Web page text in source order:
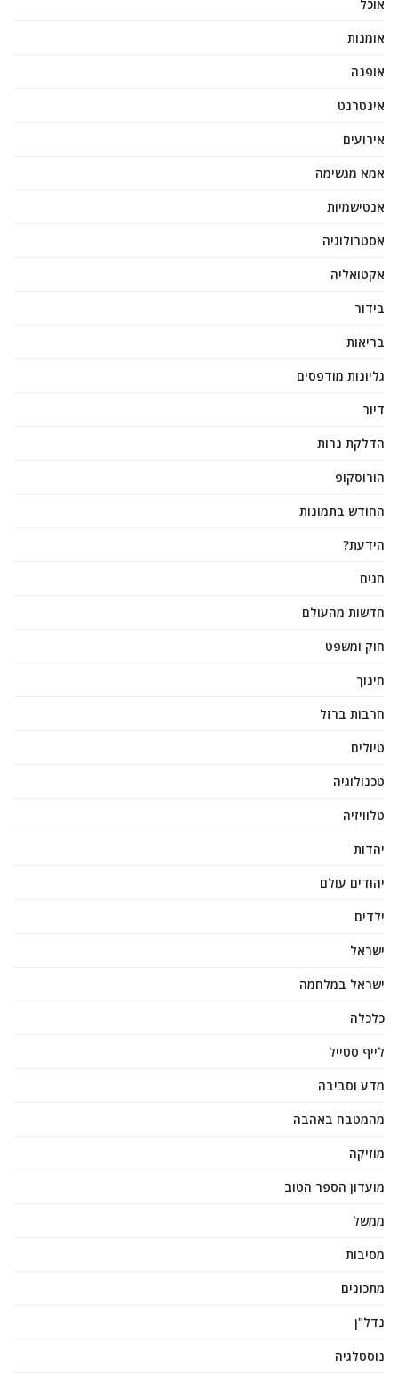
אוכל
אומנות
אופנה
אינטרנט
אירועים
אמא מגשימה
אנטישמיות
אסטרולוגיה
אקטואליה
בידור
בריאות
גליונות מודפסים
דיור
הדלקת נרות
הורוסקופ
החודש בתמונות
הידעת?
חגים
חדשות מהעולם
חוק ומשפט
חינוך
חרבות ברזל
טיולים
טכנולוגיה
טלוויזיה
יהדות
יהודים עולם
ילדים
ישראל
ישראל במלחמה
כלכלה
לייף סטייל
מדע וסביבה
מהמטבח באהבה
מוזיקה
מועדון הספר הטוב
ממשל
מסיבות
מתכונים
נדל"ן
נוסטלגיה